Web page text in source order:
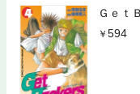
Ｇｅｔ
594